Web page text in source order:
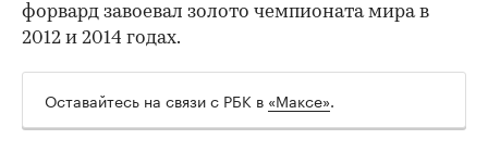
00:00
форвард завоевал золото чемпионата мира в
2012 и 2014 годах.
Оставайтесь на связи с РБК в «Максе».